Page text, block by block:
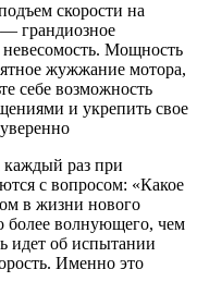
скорости на
грандиозное
Мощность
жужжание мотора,
себе возможность
и укрепить свое
каждый раз при
с вопросом: «Какое
в жизни нового
более волнующего, чем
идет об испытании
Именно это